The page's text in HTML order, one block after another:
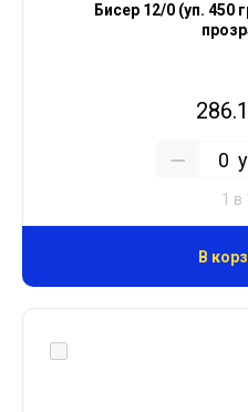
Бисер 12/0 (уп.
1 в
В